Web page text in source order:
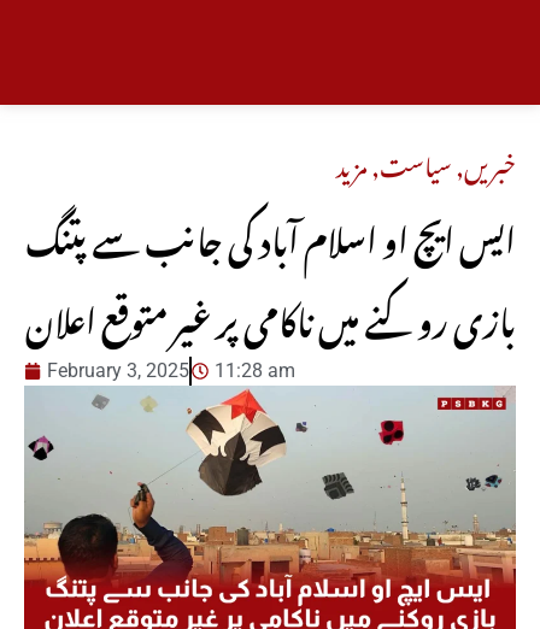
خبریں,سیاست,مزید
ایس ایچ او اسلام آباد کی جانب سے پتنگ
بازی روکنے میں ناکامی پر غیر متوقع اعلان
February 3, 2025 11:28 am